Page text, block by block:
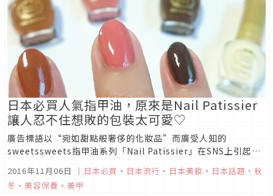
日本必買人氣指甲油，原來是Nail Patissier
讓人忍不住想敗的包裝太可愛♡
廣告標語以“宛如甜點般奢侈的化妝品”而廣受人知的
sweetssweets指甲油系列「Nail Patissier」在SNS上引起瘋
油是好塗的平筆構造，光澤和持久性也相當優秀。而
sweetssweets的Nail Patissier即將在秋天推...
2016年11月06日 ｜ 日本必買 、 日本流行 、 日本美妝 、 日本話題 、 秋
冬 、 美容保養 、 美甲